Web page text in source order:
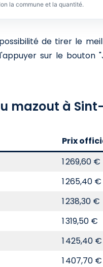
la commune et la quantité.
de tirer le
sur le bouton
mazout à
Prix
1 269,60 €
1 265,40 €
1 238,30 €
1 319,50 €
1 425,40 €
1 407,70 €